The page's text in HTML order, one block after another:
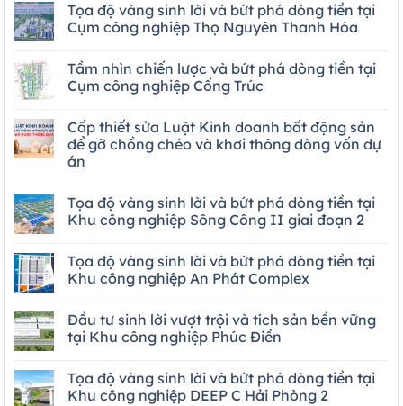
Tọa độ vàng sinh lời và bứt phá dòng tiền tại
Cụm công nghiệp Thọ Nguyên Thanh Hóa
Tầm nhìn chiến lược và bứt phá dòng tiền tại
Cụm công nghiệp Cống Trúc
Cấp thiết sửa Luật Kinh doanh bất động sản
để gỡ chồng chéo và khơi thông dòng vốn dự
án
Tọa độ vàng sinh lời và bứt phá dòng tiền tại
Khu công nghiệp Sông Công II giai đoạn 2
Tọa độ vàng sinh lời và bứt phá dòng tiền tại
Khu công nghiệp An Phát Complex
Đầu tư sinh lời vượt trội và tích sản bền vững
tại Khu công nghiệp Phúc Điền
Tọa độ vàng sinh lời và bứt phá dòng tiền tại
Khu công nghiệp DEEP C Hải Phòng 2